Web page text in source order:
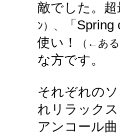
敵でした。
ﾝ）、
「
使い！
（←あ
な方です。
それぞれの
れリラック
アンコール